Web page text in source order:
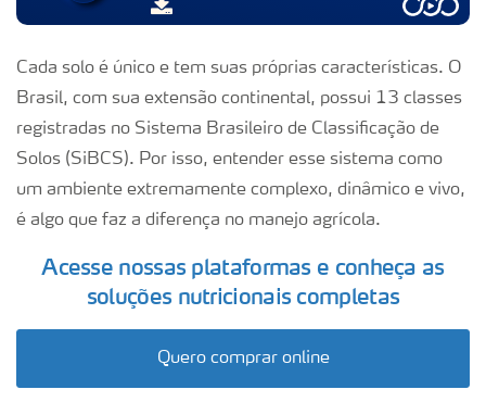
Cada solo é único e tem suas próprias características. O
Brasil, com sua extensão continental, possui 13 classes
registradas no Sistema Brasileiro de Classificação de
Solos (SiBCS). Por isso, entender esse sistema como
um ambiente extremamente complexo, dinâmico e vivo,
é algo que faz a diferença no manejo agrícola.
Acesse nossas plataformas e conheça as
soluções nutricionais completas
Quero comprar online